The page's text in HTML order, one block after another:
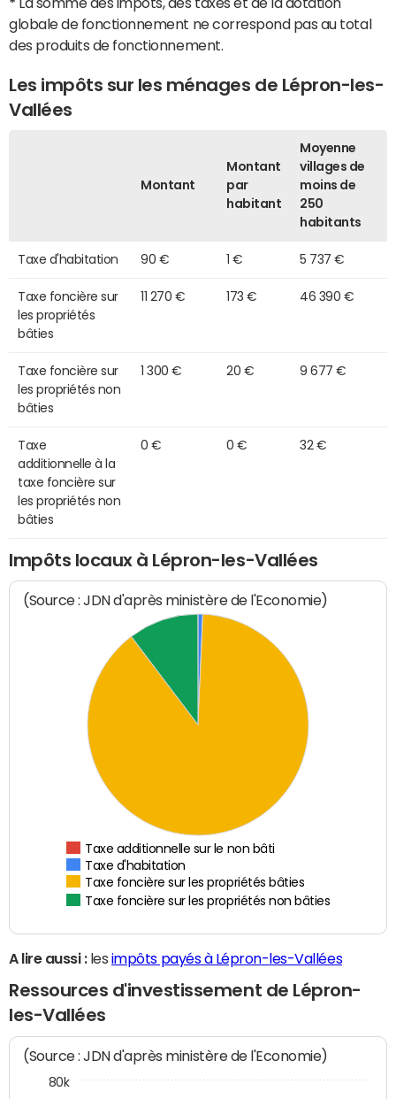
globale de fonctionnement ne correspond pas au total
des produits de fonctionnement.
Les impôts sur les ménages de Lépron-les-
Vallées
Montant
Montant
par
habitant
Moyenne
villages de
moins de
250
habitants
Taxe d'habitation 90 € 1 € 5 737 €
Taxe foncière sur
les propriétés
bâties
11 270 € 173 € 46 390 €
Taxe foncière sur
les propriétés non
bâties
1 300 € 20 € 9 677 €
Taxe
additionnelle à la
taxe foncière sur
les propriétés non
bâties
0 € 0 € 32 €
Impôts locaux à Lépron-les-Vallées
(Source : JDN d'après ministère de l'Economie)
Taxe additionnelle sur le non bâti
Taxe d'habitation
Taxe foncière sur les propriétés bâties
Taxe foncière sur les propriétés non bâties
A lire aussi :les impôts payés à Lépron-les-Vallées
Ressources d'investissement de Lépron-
les-Vallées
(Source : JDN d'après ministère de l'Economie)
80k